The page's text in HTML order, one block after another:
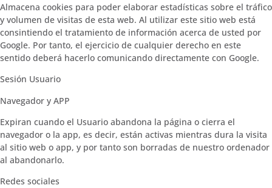
Almacena cookies para poder elaborar estadísticas sobre el tráfico
y volumen de visitas de esta web. Al utilizar este sitio web está
consintiendo el tratamiento de información acerca de usted por
Google. Por tanto, el ejercicio de cualquier derecho en este
sentido deberá hacerlo comunicando directamente con Google.
Sesión Usuario
Navegador y APP
Expiran cuando el Usuario abandona la página o cierra el
navegador o la app, es decir, están activas mientras dura la visita
al sitio web o app, y por tanto son borradas de nuestro ordenador
al abandonarlo.
Redes sociales